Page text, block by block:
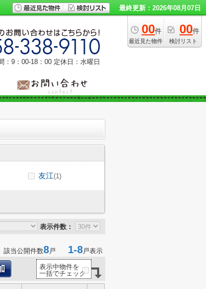
最終更新：2026年08月07日
00件
最近見た物件
00件
検討リスト
：9：00‐18：00 定休日：水曜日
友江(1)
表示件数：
該当公開件数8戸 1-8戸表示
表示中物件を
一括でチェック